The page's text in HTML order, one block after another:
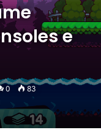
e
0 83